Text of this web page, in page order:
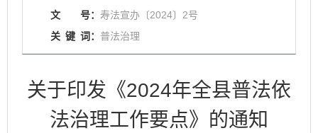
文
号： 寿法宣办〔2024〕2号
关 键 词： 普法治理
关于印发《2024年全县普法依
法治理工作要点》的通知